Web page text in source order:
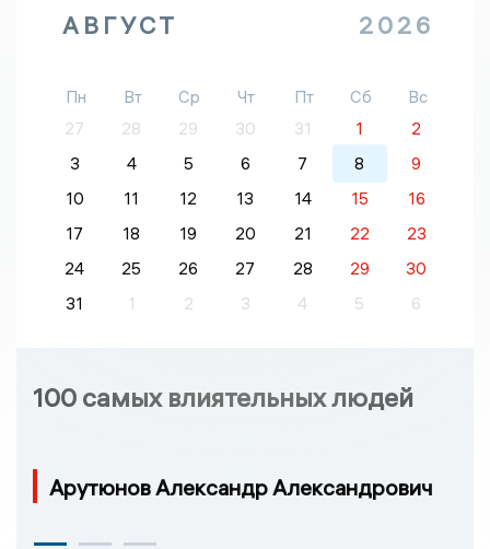
АВГУСТ 2026
Пн Вт Ср Чт Пт Сб
Вс
27
28 29 30 31 1
2
3
4 5 6 7 8
9
10
11 12 13 14 15
16
17
18 19 20 21 22
23
24
25 26 27 28 29
30
31
1 2 3 4 5 6
100 самых влиятельных людей
Арутюнов Александр Александрович